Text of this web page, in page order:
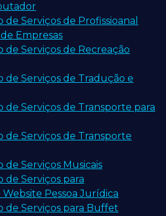
Serviços de Profissioanal
Empresas
de Serviços de Recreação
de Serviços de Tradução e
de Serviços de Transporte para
de Serviços de Transporte
Serviços Musicais
de Serviços para
Pessoa Jurídica
de Serviços para Buffet